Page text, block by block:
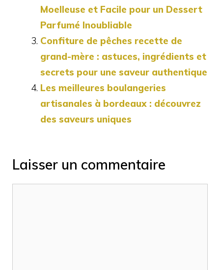
Moelleuse et Facile pour un Dessert
Parfumé Inoubliable
Confiture de pêches recette de
grand-mère : astuces, ingrédients et
secrets pour une saveur authentique
Les meilleures boulangeries
artisanales à bordeaux : découvrez
des saveurs uniques
Laisser un commentaire